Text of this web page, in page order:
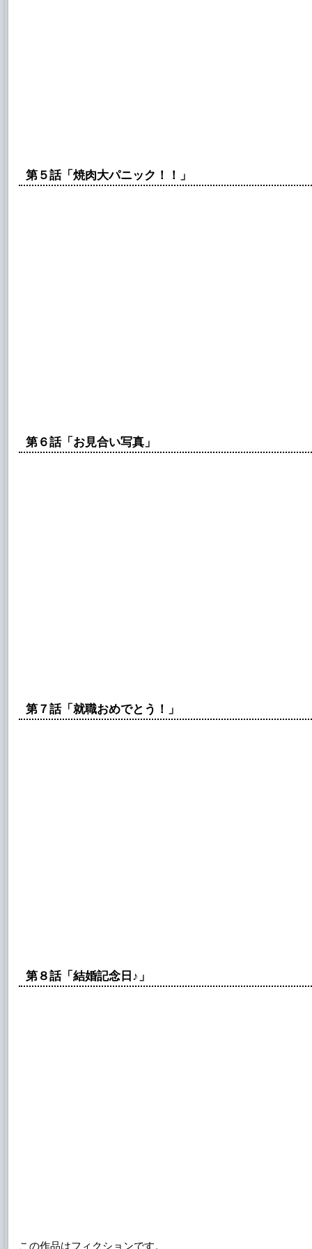
第５話「焼肉大パニック！！」
第６話「お見合い写真」
第７話「就職おめでとう！」
第８話「結婚記念日♪」
この作品はフィクションです。